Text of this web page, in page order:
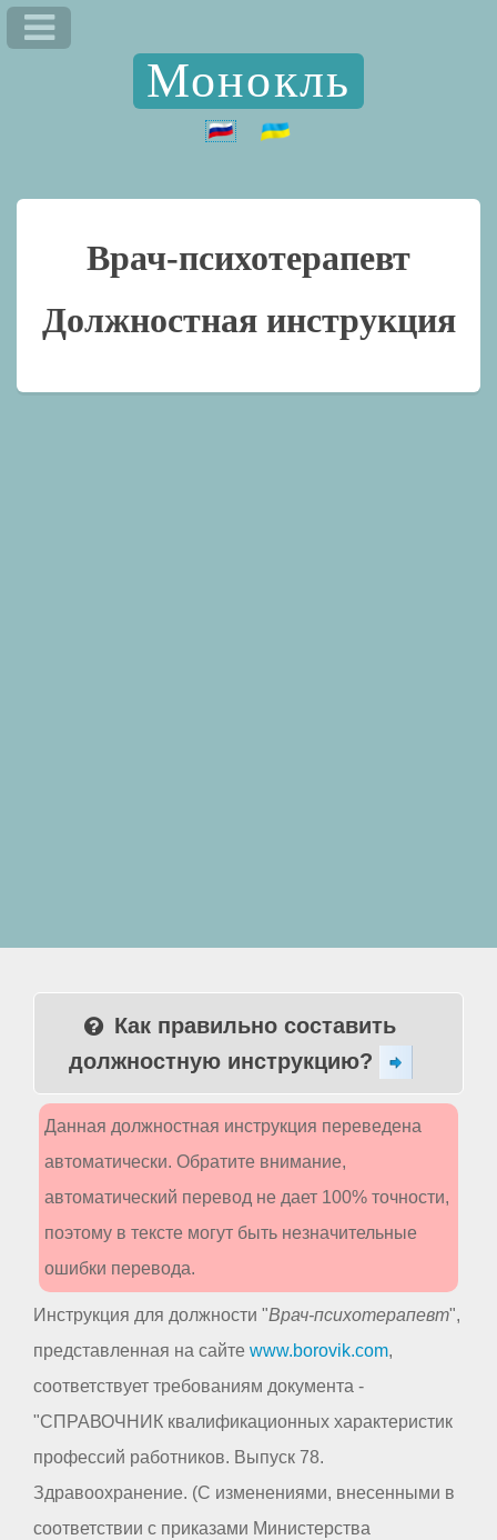
Монокль
Врач-психотерапевт
Должностная инструкция
Как правильно составить
должностную инструкцию?
Данная должностная инструкция переведена
автоматически. Обратите внимание,
автоматический перевод не дает 100% точности,
поэтому в тексте могут быть незначительные
ошибки перевода.
Инструкция для должности "Врач-психотерапевт",
представленная на сайте www.borovik.com,
соответствует требованиям документа -
"СПРАВОЧНИК квалификационных характеристик
профессий работников. Выпуск 78.
Здравоохранение. (С изменениями, внесенными в
соответствии с приказами Министерства